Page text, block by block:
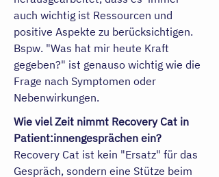
auch wichtig ist Ressourcen und
positive Aspekte zu berücksichtigen.
Bspw. "Was hat mir heute Kraft
gegeben?" ist genauso wichtig wie die
Frage nach Symptomen oder
Nebenwirkungen.
Wie viel Zeit nimmt Recovery Cat in
Patient:innengesprächen ein?
Recovery Cat ist kein "Ersatz" für das
Gespräch, sondern eine Stütze beim